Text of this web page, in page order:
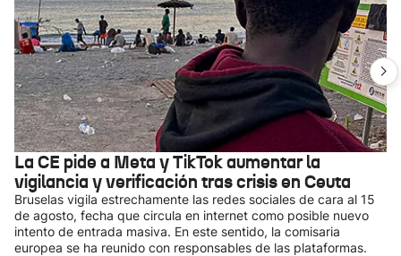
La CE pide a Meta y TikTok aumentar la
vigilancia y verificación tras crisis en Ceuta
Bruselas vigila estrechamente las redes sociales de cara al 15
de agosto, fecha que circula en internet como posible nuevo
intento de entrada masiva. En este sentido, la comisaria
europea se ha reunido con responsables de las plataformas.